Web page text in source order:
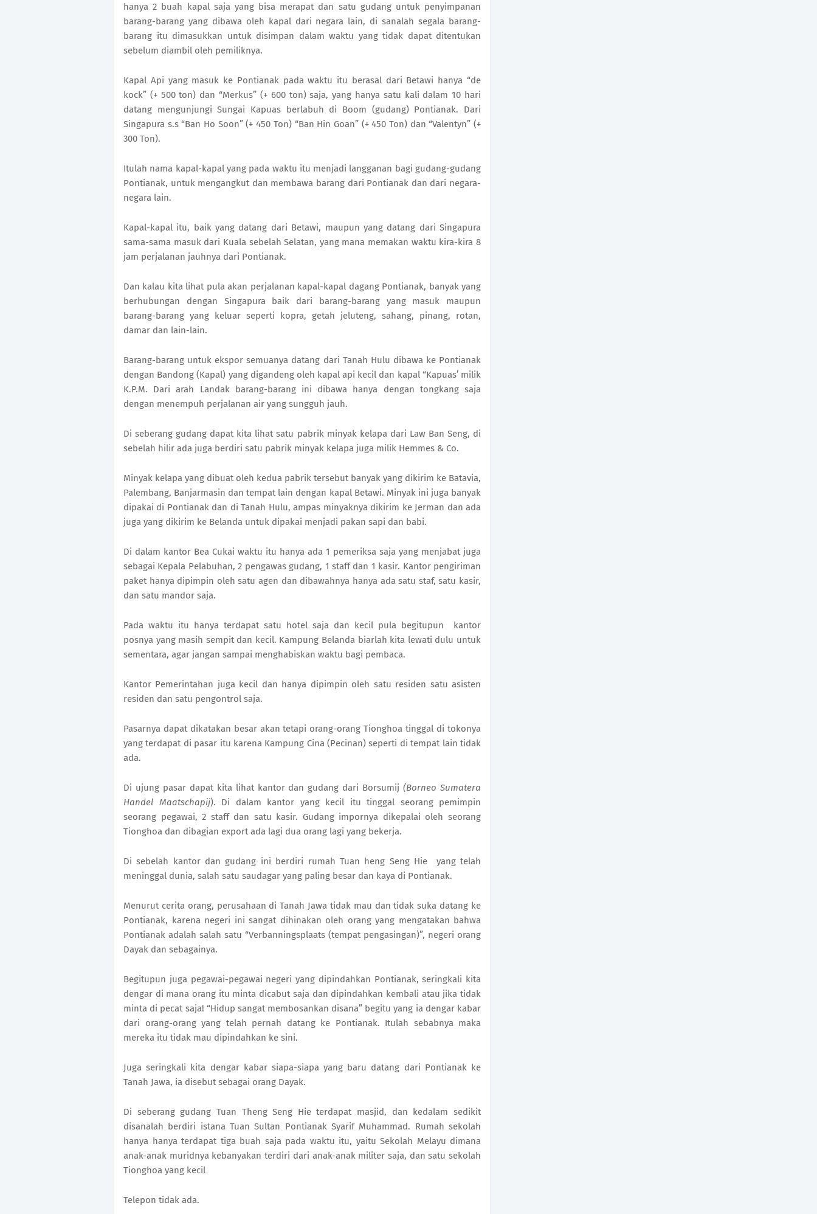
hanya 2 buah kapal saja yang bisa merapat dan satu gudang untuk penyimpanan
barang-barang yang dibawa oleh kapal dari negara lain, di sanalah segala barang-
barang itu dimasukkan untuk disimpan dalam waktu yang tidak dapat ditentukan
sebelum diambil oleh pemiliknya.
Kapal Api yang masuk ke Pontianak pada waktu itu berasal dari Betawi hanya “de
kock” (+ 500 ton) dan “Merkus” (+ 600 ton) saja, yang hanya satu kali dalam 10 hari
datang mengunjungi Sungai Kapuas berlabuh di Boom (gudang) Pontianak. Dari
Singapura s.s “Ban Ho Soon” (+ 450 Ton) “Ban Hin Goan” (+ 450 Ton) dan “Valentyn” (+
300 Ton).
Itulah nama kapal-kapal yang pada waktu itu menjadi langganan bagi gudang-gudang
Pontianak, untuk mengangkut dan membawa barang dari Pontianak dan dari negara-
negara lain.
Kapal-kapal itu, baik yang datang dari Betawi, maupun yang datang dari Singapura
sama-sama masuk dari Kuala sebelah Selatan, yang mana memakan waktu kira-kira 8
jam perjalanan jauhnya dari Pontianak.
Dan kalau kita lihat pula akan perjalanan kapal-kapal dagang Pontianak, banyak yang
berhubungan dengan Singapura baik dari barang-barang yang masuk maupun
barang-barang yang keluar seperti kopra, getah jeluteng, sahang, pinang, rotan,
damar dan lain-lain.
Barang-barang untuk ekspor semuanya datang dari Tanah Hulu dibawa ke Pontianak
dengan Bandong (Kapal) yang digandeng oleh kapal api kecil dan kapal “Kapuas’ milik
K.P.M. Dari arah Landak barang-barang ini dibawa hanya dengan tongkang saja
dengan menempuh perjalanan air yang sungguh jauh.
Di seberang gudang dapat kita lihat satu pabrik minyak kelapa dari Law Ban Seng, di
sebelah hilir ada juga berdiri satu pabrik minyak kelapa juga milik Hemmes & Co.
Minyak kelapa yang dibuat oleh kedua pabrik tersebut banyak yang dikirim ke Batavia,
Palembang, Banjarmasin dan tempat lain dengan kapal Betawi. Minyak ini juga banyak
dipakai di Pontianak dan di Tanah Hulu, ampas minyaknya dikirim ke Jerman dan ada
juga yang dikirim ke Belanda untuk dipakai menjadi pakan sapi dan babi.
Di dalam kantor Bea Cukai waktu itu hanya ada 1 pemeriksa saja yang menjabat juga
sebagai Kepala Pelabuhan, 2 pengawas gudang, 1 staff dan 1 kasir. Kantor pengiriman
paket hanya dipimpin oleh satu agen dan dibawahnya hanya ada satu staf, satu kasir,
dan satu mandor saja.
Pada waktu itu hanya terdapat satu hotel saja dan kecil pula begitupun kantor
posnya yang masih sempit dan kecil. Kampung Belanda biarlah kita lewati dulu untuk
sementara, agar jangan sampai menghabiskan waktu bagi pembaca.
Kantor Pemerintahan juga kecil dan hanya dipimpin oleh satu residen satu asisten
residen dan satu pengontrol saja.
Pasarnya dapat dikatakan besar akan tetapi orang-orang Tionghoa tinggal di tokonya
yang terdapat di pasar itu karena Kampung Cina (Pecinan) seperti di tempat lain tidak
ada.
Di ujung pasar dapat kita lihat kantor dan gudang dari Borsumij(Borneo Sumatera
Handel Maatschapij). Di dalam kantor yang kecil itu tinggal seorang pemimpin
seorang pegawai, 2 staff dan satu kasir. Gudang impornya dikepalai oleh seorang
Tionghoa dan dibagian export ada lagi dua orang lagi yang bekerja.
Di sebelah kantor dan gudang ini berdiri rumah Tuan heng Seng Hie yang telah
meninggal dunia, salah satu saudagar yang paling besar dan kaya di Pontianak.
Menurut cerita orang, perusahaan di Tanah Jawa tidak mau dan tidak suka datang ke
Pontianak, karena negeri ini sangat dihinakan oleh orang yang mengatakan bahwa
Pontianak adalah salah satu “Verbanningsplaats (tempat pengasingan)”, negeri orang
Dayak dan sebagainya.
Begitupun juga pegawai-pegawai negeri yang dipindahkan Pontianak, seringkali kita
dengar di mana orang itu minta dicabut saja dan dipindahkan kembali atau jika tidak
minta di pecat saja! “Hidup sangat membosankan disana” begitu yang ia dengar kabar
dari orang-orang yang telah pernah datang ke Pontianak. Itulah sebabnya maka
mereka itu tidak mau dipindahkan ke sini.
Juga seringkali kita dengar kabar siapa-siapa yang baru datang dari Pontianak ke
Tanah Jawa, ia disebut sebagai orang Dayak.
Di seberang gudang Tuan Theng Seng Hie terdapat masjid, dan kedalam sedikit
disanalah berdiri istana Tuan Sultan Pontianak Syarif Muhammad. Rumah sekolah
hanya hanya terdapat tiga buah saja pada waktu itu, yaitu Sekolah Melayu dimana
anak-anak muridnya kebanyakan terdiri dari anak-anak militer saja, dan satu sekolah
Tionghoa yang kecil
Telepon tidak ada.